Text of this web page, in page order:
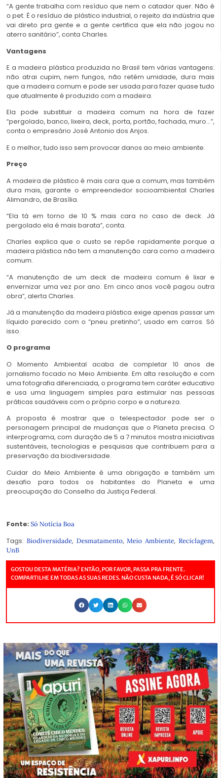
“A gente trabalha com resíduo que nem o catador quer. Não é
o pet. É o resíduo de plástico industrial, o rejeito da indústria que
vai direto pra gente e a gente certifica que ela não jogou no
aterro sanitário”, conta Charles.
Vantagens
E a madeira plástica produzida no Brasil tem várias vantagens:
não atrai cupim, nem fungos, não retém umidade, dura mais
que a madeira comum e pode ser usada para fazer quase tudo
que atualmente é produzido com a madeira.
Ela pode substituir a madeira comum na hora de fazer
“pergolado, banco, lixeira, deck, porta, portão, fachada, muro…”,
conta o empresário José Antonio dos Anjos.
E o melhor, tudo isso sem provocar danos ao meio ambiente.
Preço
A madeira de plástico é mais cara que a comum, mas também
dura mais, garante o empreendedor socioambiental Charles
Alimandro, de Brasília.
“Ela tá em torno de 10 % mais cara no caso de deck. Já
pergolado ela é mais barata”, conta.
Charles explica que o custo se repõe rapidamente porque a
madeira plástica não tem a manutenção cara como a madeira
comum.
“A manutenção de um deck de madeira comum é lixar e
envernizar uma vez por ano. Em cinco anos você pagou outra
obra”, alerta Charles.
Já a manutenção da madeira plástica exige apenas passar um
líquido parecido com o “pneu pretinho”, usado em carros. Só
isso.
O programa
O Momento Ambiental acaba de completar 10 anos de
jornalismo focado no Meio Ambiente. Em alta resolução e com
uma fotografia diferenciada, o programa tem caráter educativo
e usa uma linguagem simples para estimular nas pessoas
práticas saudáveis com o próprio corpo e a natureza.
A proposta é mostrar que o telespectador pode ser o
personagem principal de mudanças que o Planeta precisa. O
interprograma, com duração de 5 a 7 minutos mostra iniciativas
sustentáveis, tecnologias e pesquisas que contribuem para a
preservação da biodiversidade.
Cuidar do Meio Ambiente é uma obrigação e também um
desafio para todos os habitantes do Planeta e uma
preocupação do Conselho da Justiça Federal.
Fonte: Só Notícia Boa
Tags: Biodiversidade, Desmatamento,Meio Ambiente,Reciclagem,
UnB
GOSTOU DESTA MATÉRIA? ENTÃO, POR FAVOR, PASSA PRA FRENTE.
COMPARTILHE EM TODAS AS SUAS REDES. NÃO CUSTA NADA, É SÓ CLICAR!